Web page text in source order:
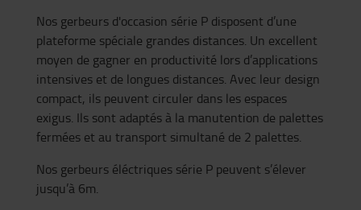
Nos gerbeurs d'occasion série P disposent d’une
plateforme spéciale grandes distances. Un excellent
moyen de gagner en productivité lors d’applications
intensives et de longues distances. Avec leur design
compact, ils peuvent circuler dans les espaces
exigus. Ils sont adaptés à la manutention de palettes
fermées et au transport simultané de 2 palettes.
Nos gerbeurs éléctriques série P peuvent s’élever
jusqu’à 6m.